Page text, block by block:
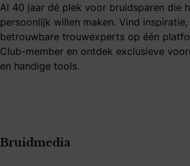
Al 40 jaar dé plek voor bruidsparen die
persoonlijk willen maken. Vind
betrouwbare trouwexperts op één
Club-member en ontdek exclusieve
en handige tools.
Bruidmedia